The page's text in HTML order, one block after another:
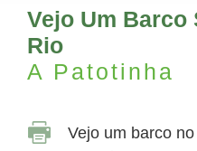
Vejo Um Barco
Rio
A Patotinha
Vejo um barco